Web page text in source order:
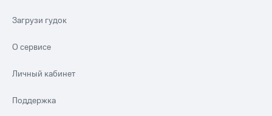
Загрузи гудок
О сервисе
Личный кабинет
Поддержка